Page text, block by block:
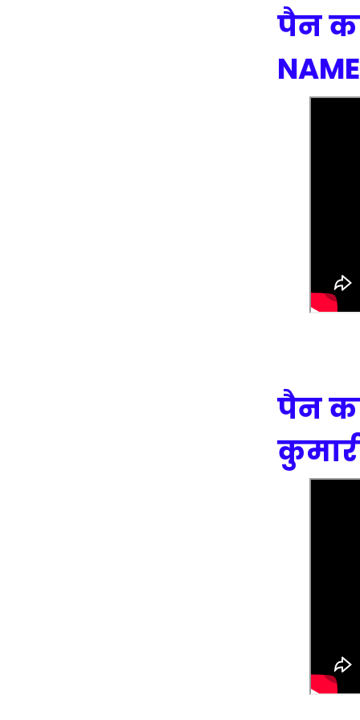
पैन
पैन